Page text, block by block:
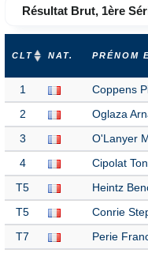
Résultat Brut, 1ère
CLT NAT. PRÉNOM
1 Coppens
2 Oglaza
3 O'Lanyer
4 Cipolat
T5 Heintz
T5 Conrie
T7 Perie